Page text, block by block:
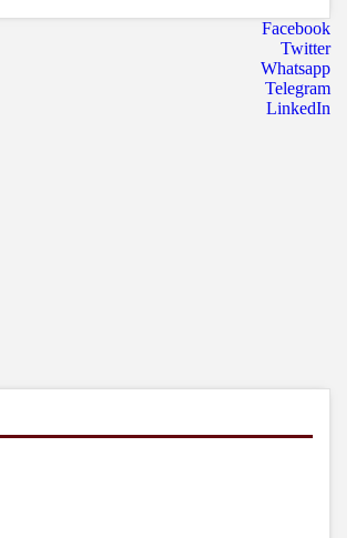
Facebook
Twitter
Whatsapp
Telegram
LinkedIn